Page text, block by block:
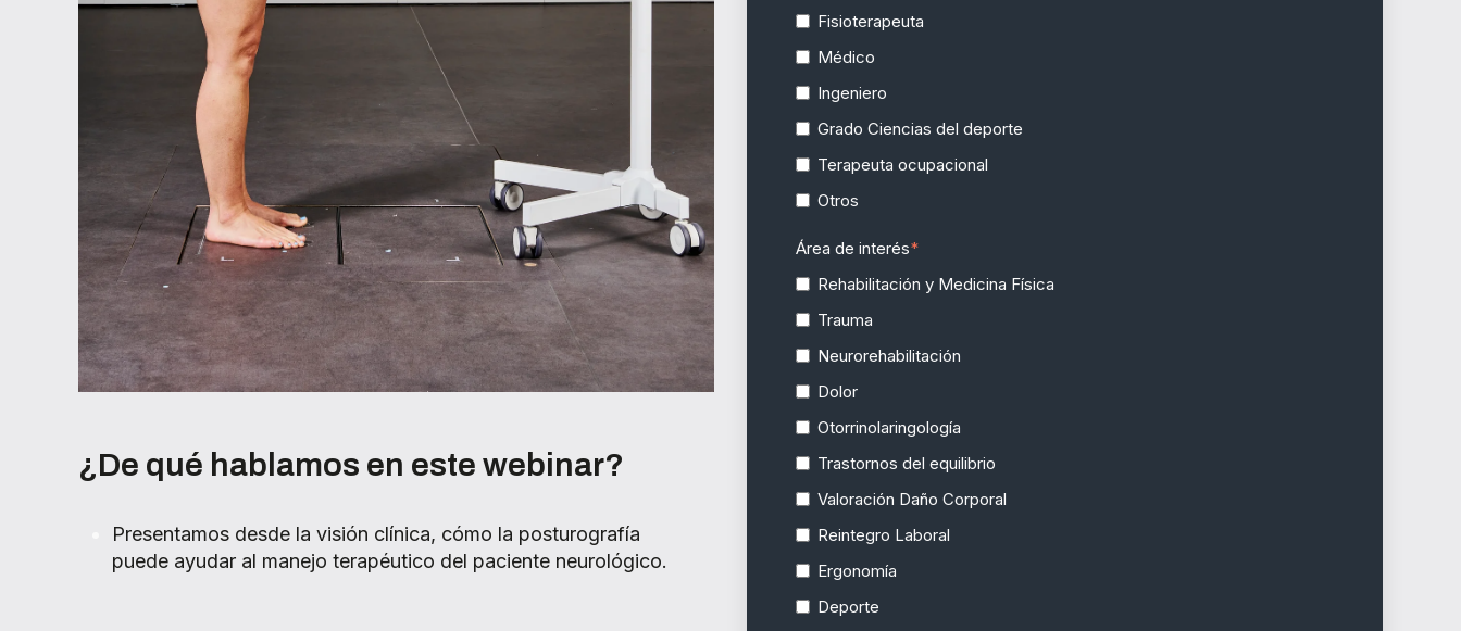
¿De qué hablamos en este webinar?
Presentamos desde la visión clínica, cómo la posturografía
puede ayudar al manejo terapéutico del paciente neurológico.
Fisioterapeuta
Médico
Ingeniero
Grado Ciencias del deporte
Terapeuta ocupacional
Otros
Área de interés*
Rehabilitación y Medicina Física
Trauma
Neurorehabilitación
Dolor
Otorrinolaringología
Trastornos del equilibrio
Valoración Daño Corporal
Reintegro Laboral
Ergonomía
Deporte